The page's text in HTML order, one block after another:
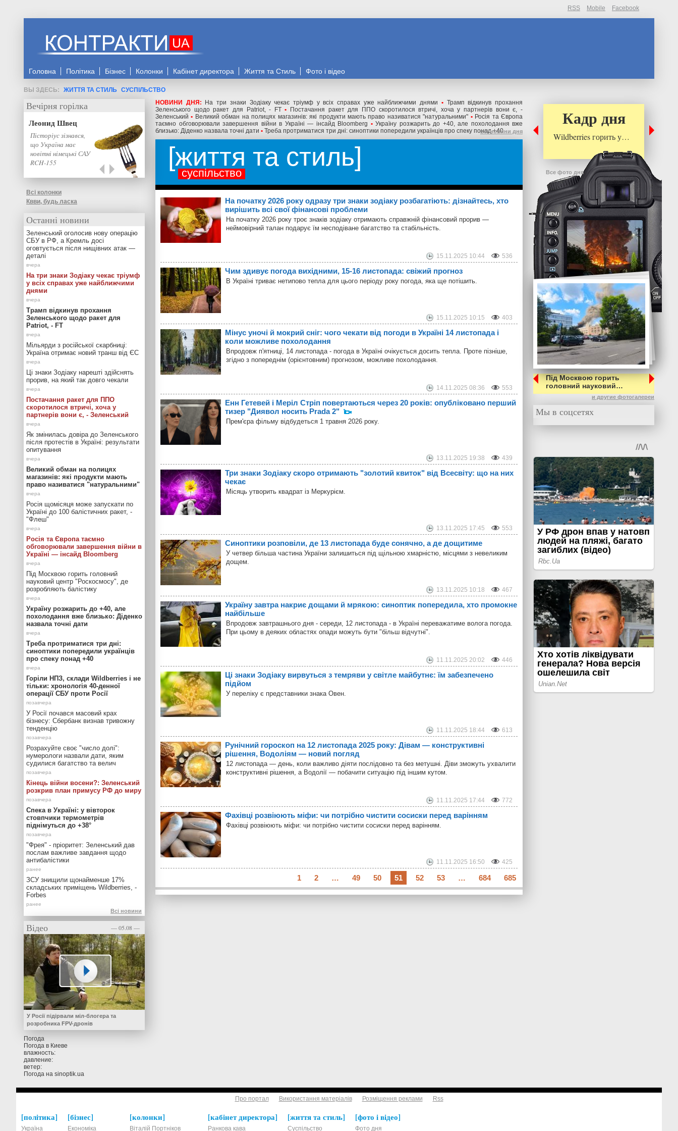
RSS Mobile Facebook
Головна Політика Бізнес Колонки Кабінет директора Життя та Стиль Фото і відео
ЖИТТЯ ТА СТИЛЬ СУСПІЛЬСТВО
НОВИНИ ДНЯ:
На три знаки Зодіаку чекає тріумф у всіх справах уже найближчими днями • Трамп відкинув прохання
Зеленського щодо ракет для Patriot, - FT •
Постачання ракет для ППО скоротилося втричі, хоча у партнерів вони є, -
Зеленський • Великий обман на полицях магазинів: які продукти мають право називатися "натуральними" • Росія та Європа
таємно обговорювали завершення війни в Україні — інсайд Bloomberg • Україну розжарить до +40, але похолодання вже
близько: Діденко назвала точні дати • Треба протриматися три дні: синоптики попередили українців про спеку понад +40
всі новини дня
життя та стиль
суспільство
На початку 2026 року одразу три знаки зодіаку розбагатіють: дізнайтесь, хто
вирішить всі свої фінансові проблеми
На початку 2026 року троє знаків зодіаку отримають справжній фінансовий прорив —
неймовірний талан подарує їм несподіване багатство та стабільність.
15.11.2025 10:44 536
Чим здивує погода вихідними, 15-16 листопада: свіжий прогноз
В Україні триває нетипово тепла для цього періоду року погода, яка ще потішить.
15.11.2025 10:15 403
Мінус уночі й мокрий сніг: чого чекати від погоди в Україні 14 листопада і
коли можливе похолодання
Впродовж п'ятниці, 14 листопада - погода в Україні очікується досить тепла. Проте пізніше,
згідно з попереднім (орієнтовним) прогнозом, можливе похолодання.
14.11.2025 08:36 553
Енн Гетевей і Меріл Стріп повертаються через 20 років: опубліковано перший
тизер "Диявол носить Prada 2"
Прем'єра фільму відбудеться 1 травня 2026 року.
13.11.2025 19:38 439
Три знаки Зодіаку скоро отримають "золотий квиток" від Всесвіту: що на них
чекає
Місяць утворить квадрат із Меркурієм.
13.11.2025 17:45 553
Синоптики розповіли, де 13 листопада буде сонячно, а де дощитиме
У четвер більша частина України залишиться під щільною хмарністю, місцями з невеликим
дощем.
13.11.2025 10:18 467
Україну завтра накриє дощами й мрякою: синоптик попередила, хто промокне
найбільше
Впродовж завтрашнього дня - середи, 12 листопада - в Україні переважатиме волога погода.
При цьому в деяких областях опади можуть бути "більш відчутні".
11.11.2025 20:02 446
Ці знаки Зодіаку вирвуться з темряви у світле майбутнє: їм забезпечено
підйом
У переліку є представники знака Овен.
11.11.2025 18:44 613
Рунічний гороскоп на 12 листопада 2025 року: Дівам — конструктивні
рішення, Водоліям — новий погляд
12 листопада — день, коли важливо діяти послідовно та без метушні. Діви зможуть ухвалити
конструктивні рішення, а Водолії — побачити ситуацію під іншим кутом.
11.11.2025 17:44 772
Фахівці розвіюють міфи: чи потрібно чистити сосиски перед варінням
Фахівці розвіюють міфи: чи потрібно чистити сосиски перед варінням.
11.11.2025 16:50 425
1 2 … 49 50 51 52 53 … 684 685
Вечірня горілка
Леонид Швец
Пісторіус зізнався,
що Україна має
новітні німецькі САУ
RCH-155
Всі колонки
Квви, будь ласка
Останні новини
Зеленський оголосив нову операцію
СБУ в РФ, а Кремль досі
оговтується після нищівних атак —
деталі
На три знаки Зодіаку чекає тріумф
у всіх справах уже найближчими
днями
Трамп відкинув прохання
Зеленського щодо ракет для
Patriot, - FT
Мільярди з російської скарбниці:
Україна отримає новий транш від ЄС
Ці знаки Зодіаку нарешті здійснять
прорив, на який так довго чекали
Постачання ракет для ППО
скоротилося втричі, хоча у
партнерів вони є, - Зеленський
Як змінилась довіра до Зеленського
після протестів в Україні: результати
опитування
Великий обман на полицях
магазинів: які продукти мають
право називатися "натуральними"
Росія щомісяця може запускати по
Україні до 100 балістичних ракет, -
"Флеш"
Росія та Європа таємно
обговорювали завершення війни в
Україні — інсайд Bloomberg
Під Москвою горить головний
науковий центр "Роскосмосу", де
розробляють балістику
Україну розжарить до +40, але
похолодання вже близько: Діденко
назвала точні дати
Треба протриматися три дні:
синоптики попередили українців
про спеку понад +40
Горіли НПЗ, склади Wildberries і не
тільки: хронологія 40-денної
операції СБУ проти Росії
У Росії почався масовий крах
бізнесу: Сбербанк визнав тривожну
тенденцію
Розрахуйте своє "число долі":
нумерологи назвали дати, яким
судилися багатство та велич
Кінець війни восени?: Зеленський
розкрив план примусу РФ до миру
Спека в Україні: у вівторок
стовпчики термометрів
піднімуться до +38°
"Фрея" - пріоритет: Зеленський дав
послам важливе завдання щодо
антибалістики
ЗСУ знищили щонайменше 17%
складських приміщень Wildberries, -
Forbes
Всі новини
Відео — 05.08 —
У Росії підірвали міл-блогера та
розробника FPV-дронів
Погода
Погода в Киеве
влажность:
давление:
ветер:
Погода на sinoptik.ua
Кадр дня
Wildberries горить у…
Все фото дня
Під Москвою горить
головний науковий…
и другие фотогалереи
Мы в соцсетях
Про портал Використання матеріалів Розміщення реклами Rss
політика
Україна
бізнес
Економіка
колонки
Віталій Портніков
кабінет директора
Ранкова кава
життя та стиль
Суспільство
фото і відео
Фото дня